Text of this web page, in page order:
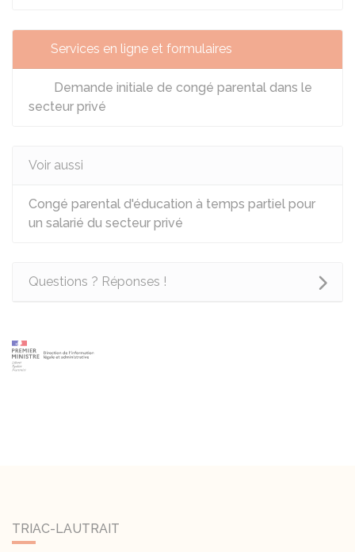
Services en ligne et formulaires
Demande initiale de congé parental dans le
secteur privé
Voir aussi
Congé parental d'éducation à temps partiel pour
un salarié du secteur privé
Questions ? Réponses !
TRIAC-LAUTRAIT